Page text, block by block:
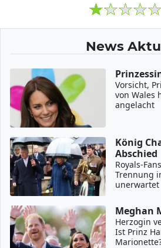
News
Vorsicht,
von Wales
angelacht
König
Abschied
Royals-
Trennung
unerwartet
Meghan
Herzogin
Ist Prinz